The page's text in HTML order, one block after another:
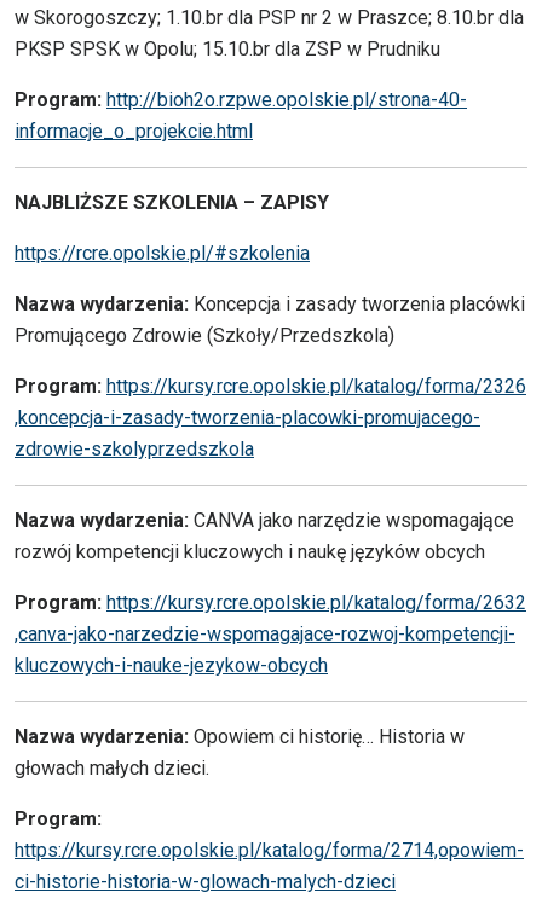
w Skorogoszczy; 1.10.br dla PSP nr 2 w Praszce; 8.10.br dla
PKSP SPSK w Opolu; 15.10.br dla ZSP w Prudniku
Program: http://bioh2o.rzpwe.opolskie.pl/strona-40-
informacje_o_projekcie.html
NAJBLIŻSZE SZKOLENIA – ZAPISY
https://rcre.opolskie.pl/#szkolenia
Nazwa wydarzenia: Koncepcja i zasady tworzenia placówki
Promującego Zdrowie (Szkoły/Przedszkola)
Program: https://kursy.rcre.opolskie.pl/katalog/forma/2326
,koncepcja-i-zasady-tworzenia-placowki-promujacego-
zdrowie-szkolyprzedszkola
Nazwa wydarzenia: CANVA jako narzędzie wspomagające
rozwój kompetencji kluczowych i naukę języków obcych
Program: https://kursy.rcre.opolskie.pl/katalog/forma/2632
,canva-jako-narzedzie-wspomagajace-rozwoj-kompetencji-
kluczowych-i-nauke-jezykow-obcych
Nazwa wydarzenia: Opowiem ci historię… Historia w
głowach małych dzieci.
Program:
https://kursy.rcre.opolskie.pl/katalog/forma/2714,opowiem-
ci-historie-historia-w-glowach-malych-dzieci